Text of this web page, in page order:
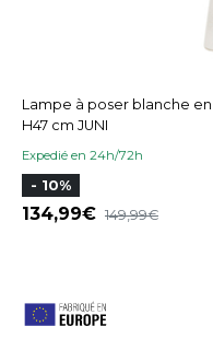
Lampe à poser blanche
H47 cm JUNI
Expedié en 24h/72h
- 10%
134,99 149,99